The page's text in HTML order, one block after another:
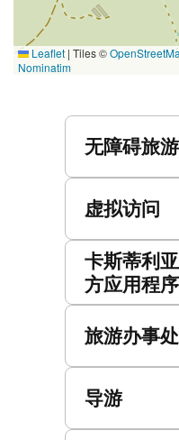
Leaflet | Tiles ©
Nominatim
无障碍旅
虚拟访问
卡斯蒂利
方应用程序
旅游办事处
导游